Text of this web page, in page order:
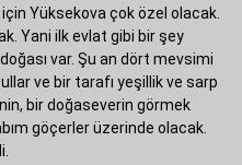
Yüksekova çok özel olacak.
Yani ilk evlat gibi bir şey
var. Şu an dört mevsimi
ve bir tarafı yeşillik ve sarp
bir doğaseverin görmek
göçerler üzerinde olacak.